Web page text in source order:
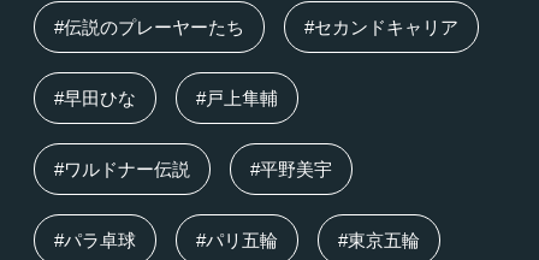
#伝説のプレーヤーたち #セカンドキャリア
#早田ひな #戸上隼輔
#ワルドナー伝説 #平野美宇
#パラ卓球 #パリ五輪 #東京五輪